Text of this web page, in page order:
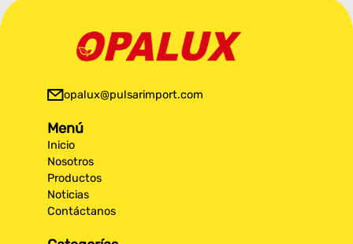
opalux@pulsarimport.com
Menú
Inicio
Nosotros
Productos
Noticias
Contáctanos